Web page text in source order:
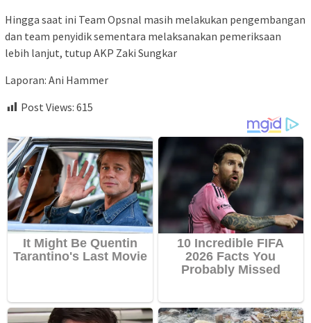
Hingga saat ini Team Opsnal masih melakukan pengembangan
dan team penyidik sementara melaksanakan pemeriksaan
lebih lanjut, tutup AKP Zaki Sungkar
Laporan: Ani Hammer
Post Views: 615